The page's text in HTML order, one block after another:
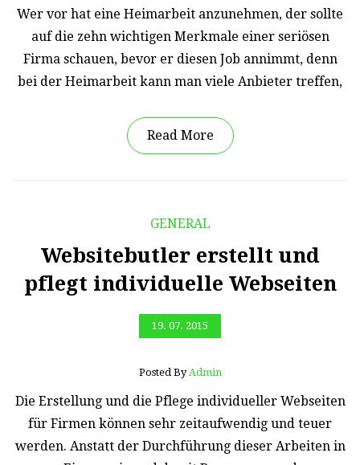
Wer vor hat eine Heimarbeit anzunehmen, der sollte
auf die zehn wichtigen Merkmale einer seriösen
Firma schauen, bevor er diesen Job annimmt, denn
bei der Heimarbeit kann man viele Anbieter treffen,
Read More
GENERAL
Websitebutler erstellt und
pflegt individuelle Webseiten
19. 07. 2015
Posted By Admin
Die Erstellung und die Pflege individueller Webseiten
für Firmen können sehr zeitaufwendig und teuer
werden. Anstatt der Durchführung dieser Arbeiten in